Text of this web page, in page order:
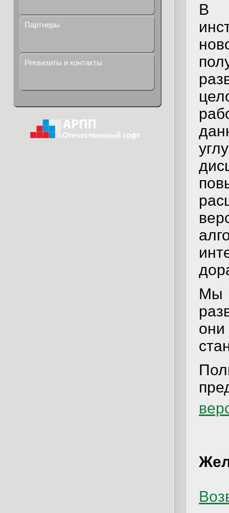
Партнеры
Реквизиты и контакты
В
Мы